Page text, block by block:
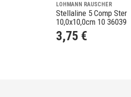
LOHMANN RAUSCHER
Stellaline 5 Comp Ster
10,0x10,0cm 10 36039
3,75 €